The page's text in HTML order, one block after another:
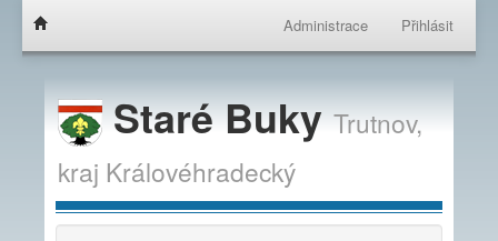
Administrace Přihlásit
Staré BukyTrutnov,
kraj Královéhradecký